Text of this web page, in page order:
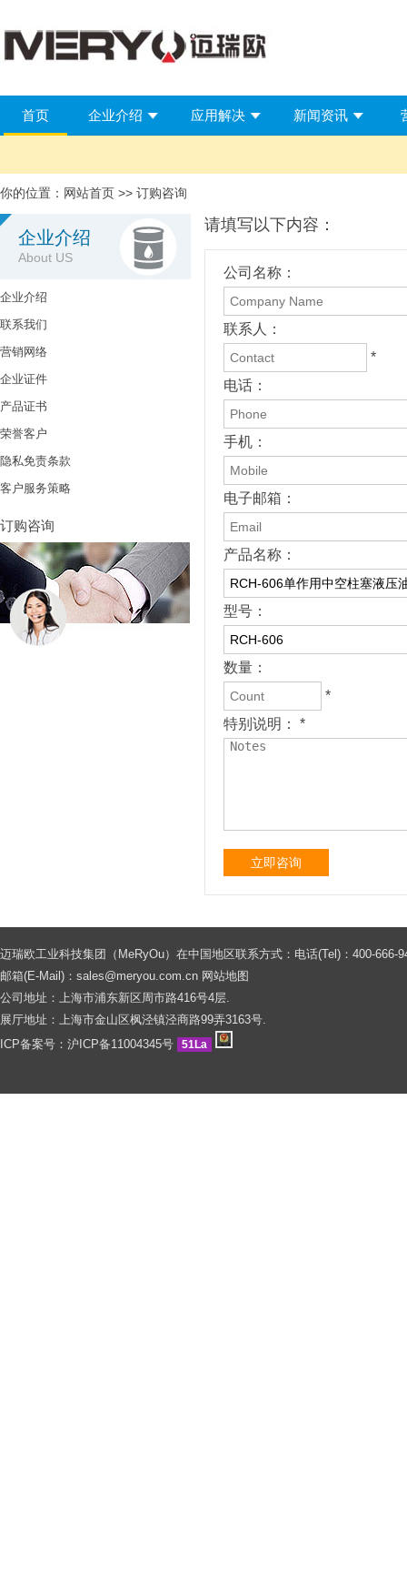
首页 企业介绍 应用解决 新闻资讯
你的位置： 网站首页 >> 订购咨询
企业介绍
About US
企业介绍
联系我们
营销网络
企业证件
产品证书
荣誉客户
隐私免责条款
客户服务策略
订购咨询
请填写以下内容：
公司名称：
联系人：
*
电话：
手机：
电子邮箱：
产品名称：
型号：
数量：
*
特别说明： *
立即咨询
迈瑞欧工业科技集团（MeRyOu）在中国地区联系方式：电话(Tel)：400-666-
邮箱(E-Mail)： sales@meryou.com.cn 网站地图
公司地址：上海市浦东新区周市路416号4层.
展厅地址：上海市金山区枫泾镇泾商路99弄3163号.
ICP备案号： 沪ICP备11004345号 51La